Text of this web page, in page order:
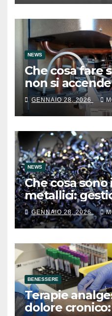
NEWS
Che cosa fare
non si accende
GENNAIO 28, 2026
NEWS
Che cosa
metallici:
GENNAIO 28, 2026
BENESSERE
Terapie
dolore